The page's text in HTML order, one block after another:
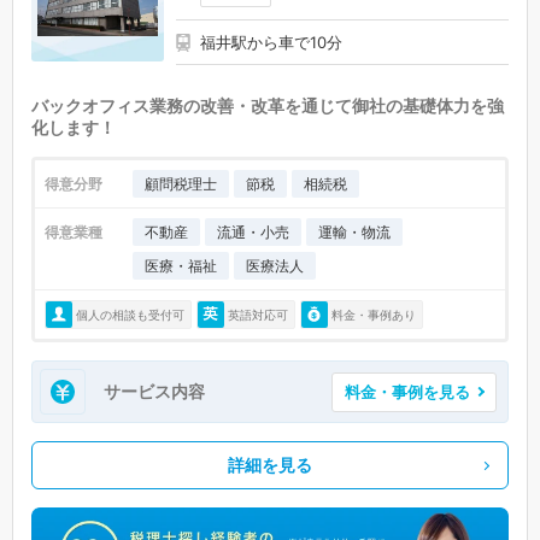
越前薬師駅 (0) 越前大宮駅 (0) 計石駅 (0)
福井駅から車で10分
バックオフィス業務の改善・改革を通じて御社の基礎体力を強
化します！
得意分野 顧問税理士 節税 相続税
得意業種 不動産 流通・小売
運輸・物流
医療・福祉
医療法人
個人の相談も受付可 英語対応可 料金・事例あり
サービス内容 料金・事例を見る
詳細を見る